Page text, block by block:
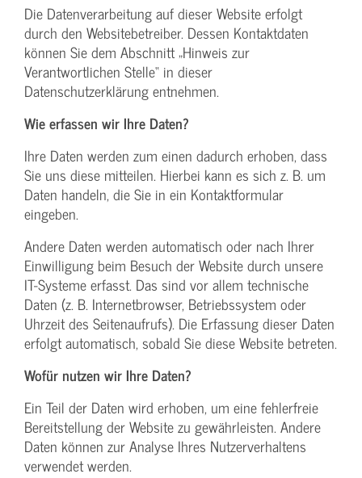
Die Datenverarbeitung auf dieser Website erfolgt
durch den Websitebetreiber. Dessen Kontaktdaten
können Sie dem Abschnitt „Hinweis zur
Verantwortlichen Stelle“ in dieser
Datenschutzerklärung entnehmen.
Wie erfassen wir Ihre Daten?
Ihre Daten werden zum einen dadurch erhoben, dass
Sie uns diese mitteilen. Hierbei kann es sich z. B. um
Daten handeln, die Sie in ein Kontaktformular
eingeben.
Andere Daten werden automatisch oder nach Ihrer
Einwilligung beim Besuch der Website durch unsere
IT-Systeme erfasst. Das sind vor allem technische
Daten (z. B. Internetbrowser, Betriebssystem oder
Uhrzeit des Seitenaufrufs). Die Erfassung dieser Daten
erfolgt automatisch, sobald Sie diese Website betreten.
Wofür nutzen wir Ihre Daten?
Ein Teil der Daten wird erhoben, um eine fehlerfreie
Bereitstellung der Website zu gewährleisten. Andere
Daten können zur Analyse Ihres Nutzerverhaltens
verwendet werden.